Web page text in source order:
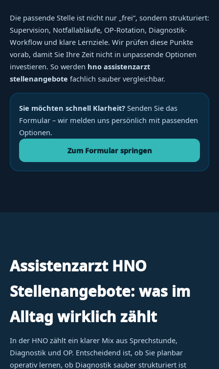
Die passende Stelle ist nicht nur „frei“, sondern strukturiert:
Supervision, Notfallabläufe, OP-Rotation, Diagnostik-
Workflow und klare Lernziele. Wir prüfen diese Punkte
vorab, damit Sie Ihre Zeit nicht in unpassende Optionen
investieren. So werden hno assistenzarzt
stellenangebote fachlich sauber vergleichbar.
Sie möchten schnell Klarheit? Senden Sie das
Formular – wir melden uns persönlich mit passenden
Optionen.
Zum Formular springen
Assistenzarzt HNO
Stellenangebote: was im
Alltag wirklich zählt
In der HNO zählt ein klarer Mix aus Sprechstunde,
Diagnostik und OP. Entscheidend ist, ob Sie planbar
operativ lernen, ob Diagnostik sauber strukturiert ist